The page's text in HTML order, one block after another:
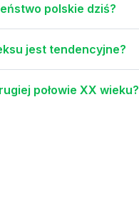
polskie dziś?
jest tendencyjne?
połowie XX wieku?